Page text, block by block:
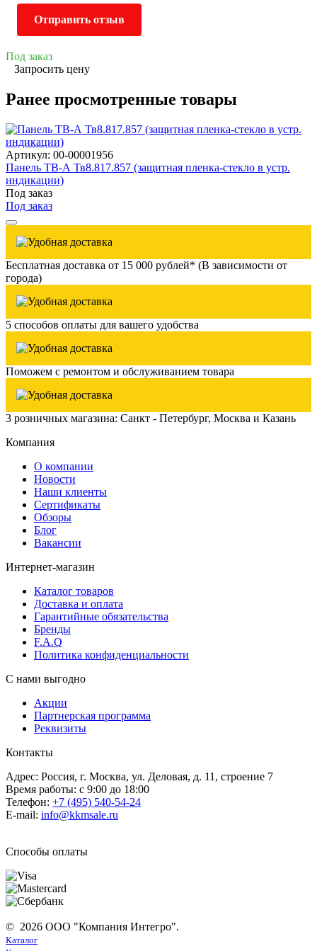
Отправить отзыв
Под заказ
Запросить цену
Ранее просмотренные товары
Артикул: 00-00001956
Панель ТВ-А Тв8.817.857 (защитная пленка-стекло в устр.
индикации)
Под заказ
Под заказ
Бесплатная доставка от 15 000 рублей* (В зависимости от
города)
5 способов оплаты для вашего удобства
Поможем с ремонтом и обслуживанием товара
3 розничных магазина: Санкт - Петербург, Москва и Казань
Компания
О компании
Новости
Наши клиенты
Сертификаты
Обзоры
Блог
Вакансии
Интернет-магазин
Каталог товаров
Доставка и оплата
Гарантийные обязательства
Бренды
F.A.Q
Политика конфиденциальности
С нами выгодно
Акции
Партнерская программа
Реквизиты
Контакты
Адрес: Россия, г. Москва, ул. Деловая, д. 11, строение 7
Время работы: с 9:00 до 18:00
Телефон: +7 (495) 540-54-24
E-mail: info@kkmsale.ru
Способы оплаты
© 2026 ООО "Компания Интегро".
Каталог